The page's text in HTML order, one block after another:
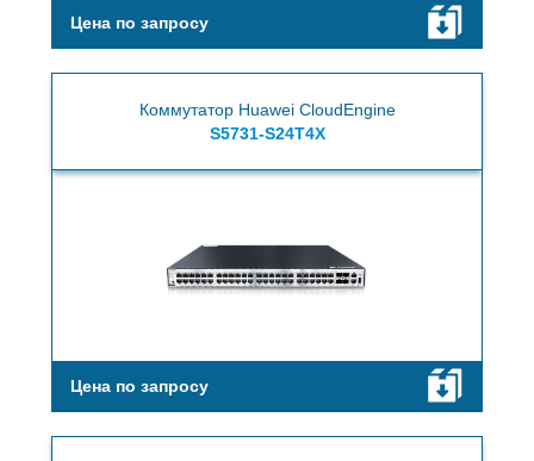
Цена по запросу
Коммутатор Huawei CloudEngine
S5731-S24T4X
Цена по запросу